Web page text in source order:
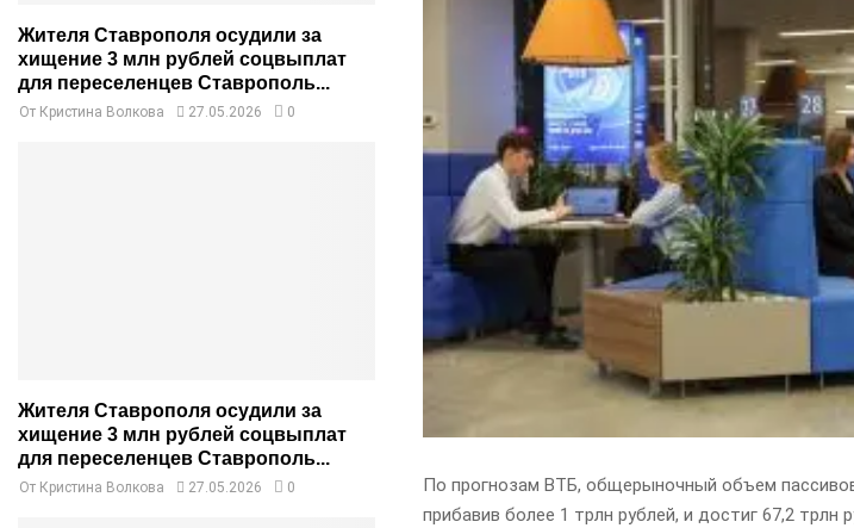
По прогнозам ВТБ, общерыночный объем
прибавив более 1 трлн рублей, и достиг 67,2
Жителя Ставрополя осудили за
хищение 3 млн рублей соцвыплат
для переселенцев Ставрополь...
От Кристина Волкова 27.05.2026 0
Жителя Ставрополя осудили за
хищение 3 млн рублей соцвыплат
для переселенцев Ставрополь...
От Кристина Волкова 27.05.2026 0